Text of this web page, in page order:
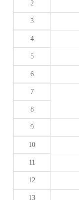
2
3
4
5
6
7
8
9
10
11
12
13